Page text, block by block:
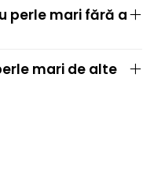
perle mari fără a
mari de alte